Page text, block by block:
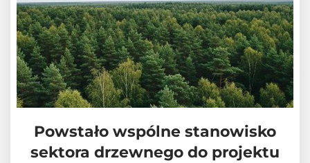
Powstało wspólne stanowisko
sektora drzewnego do projektu